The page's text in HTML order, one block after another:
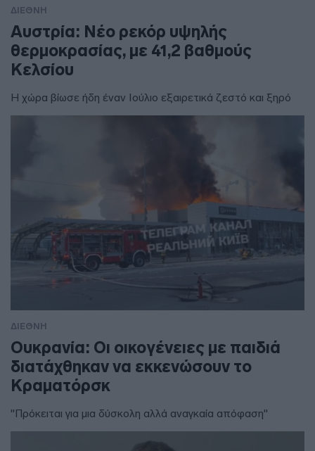
ΔΙΕΘΝΗ
Αυστρία: Νέο ρεκόρ υψηλής
θερμοκρασίας, με 41,2 βαθμούς
Κελσίου
Η χώρα βίωσε ήδη έναν Ιούλιο εξαιρετικά ζεστό και ξηρό
ΔΙΕΘΝΗ
Ουκρανία: Οι οικογένειες με παιδιά
διατάχθηκαν να εκκενώσουν το
Κραματόρσκ
"Πρόκειται για μια δύσκολη αλλά αναγκαία απόφαση"